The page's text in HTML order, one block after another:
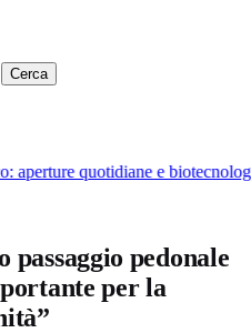
Cerca
aperture quotidiane e
pedonale
per la